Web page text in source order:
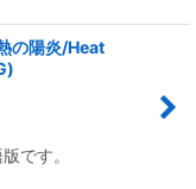
の陽炎/Heat
です。